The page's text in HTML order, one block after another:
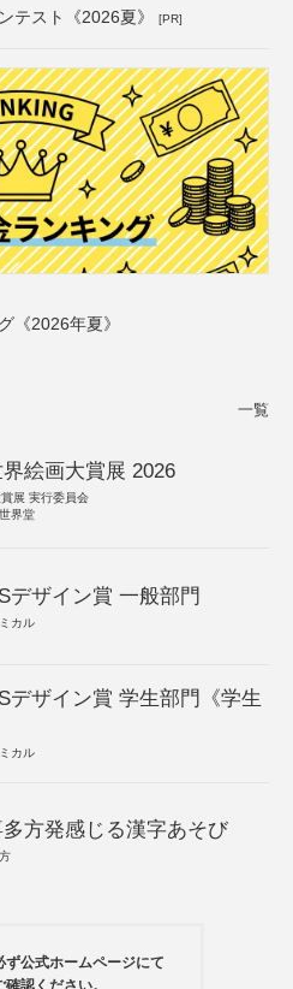
テスト《2026夏》 [PR]
《2026年夏》
一覧
絵画大賞展 2026
展 実行委員会
界堂
デザイン賞 一般部門
カル
デザイン賞 学生部門《学生
カル
方発感じる漢字あそび
ず公式ホームページにて
認ください。